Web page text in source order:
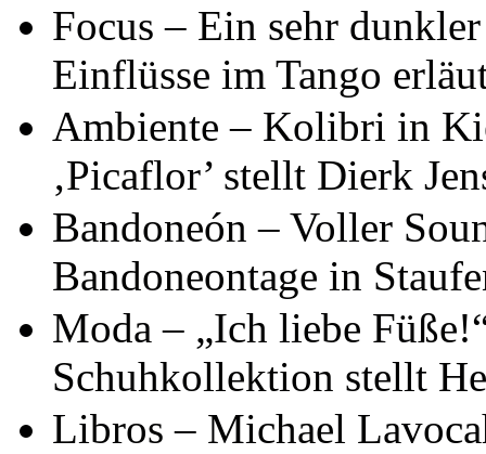
Focus – Ein sehr
Einflüsse im Tango
Ambiente – Kolibri in
‚Picaflor’ stellt Dierk
Bandoneón – Voller
Bandoneontage in
Moda – „Ich liebe
Schuhkollektion stellt
Libros – Michael